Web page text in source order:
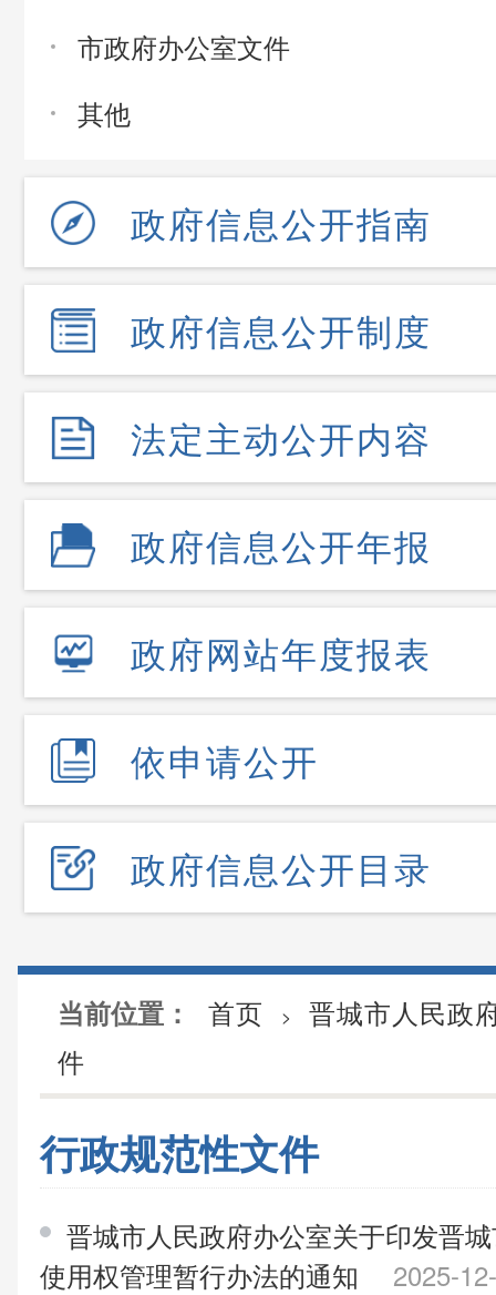
市政府办公室文件
其他
政府信息公开指南
政府信息公开制度
法定主动公开内容
政府信息公开年报
政府网站年度报表
依申请公开
政府信息公开目录
当前位置： 首页 >
晋城市人民政
件
行政规范性文件
晋城市人民政府办公室关于印发晋
使用权管理暂行办法的通知
2025-